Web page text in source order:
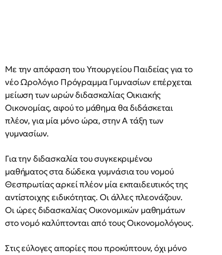
Με την απόφαση του Υπουργείου Παιδείας για το
νέο Ωρολόγιο Πρόγραμμα Γυμνασίων επέρχεται
μείωση των ωρών διδασκαλίας Οικιακής
Οικονομίας, αφού το μάθημα θα διδάσκεται
πλέον, για μία μόνο ώρα, στην Α τάξη των
γυμνασίων.
Για την διδασκαλία του συγκεκριμένου
μαθήματος στα δώδεκα γυμνάσια του νομού
Θεσπρωτίας αρκεί πλέον μία εκπαιδευτικός της
αντίστοιχης ειδικότητας. Οι άλλες πλεονάζουν.
Οι ώρες διδασκαλίας Οικονομικών μαθημάτων
στο νομό καλύπτονται από τους Οικονομολόγους.
Στις εύλογες απορίες που προκύπτουν, όχι μόνο